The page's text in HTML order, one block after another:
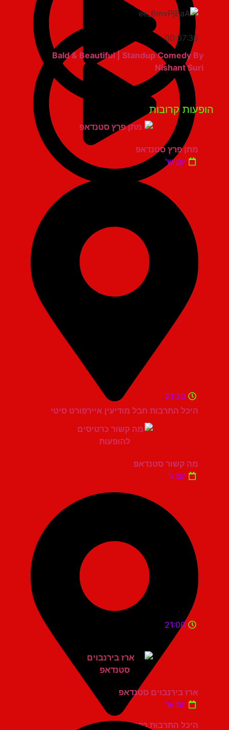
00:07:36
Bald & Beautiful | Standup Comedy By
Nishant Suri
קרובות
מתן פרץ סטנדאפ
יום ש'
היכל התרבות חבל מודיעין איירפורט סיטי
21:30
מה קשור סטנדאפ
יום ג'
היכל התרבות כפר סבא
21:00
ארז בירנבוים סטנדאפ
יום ש'